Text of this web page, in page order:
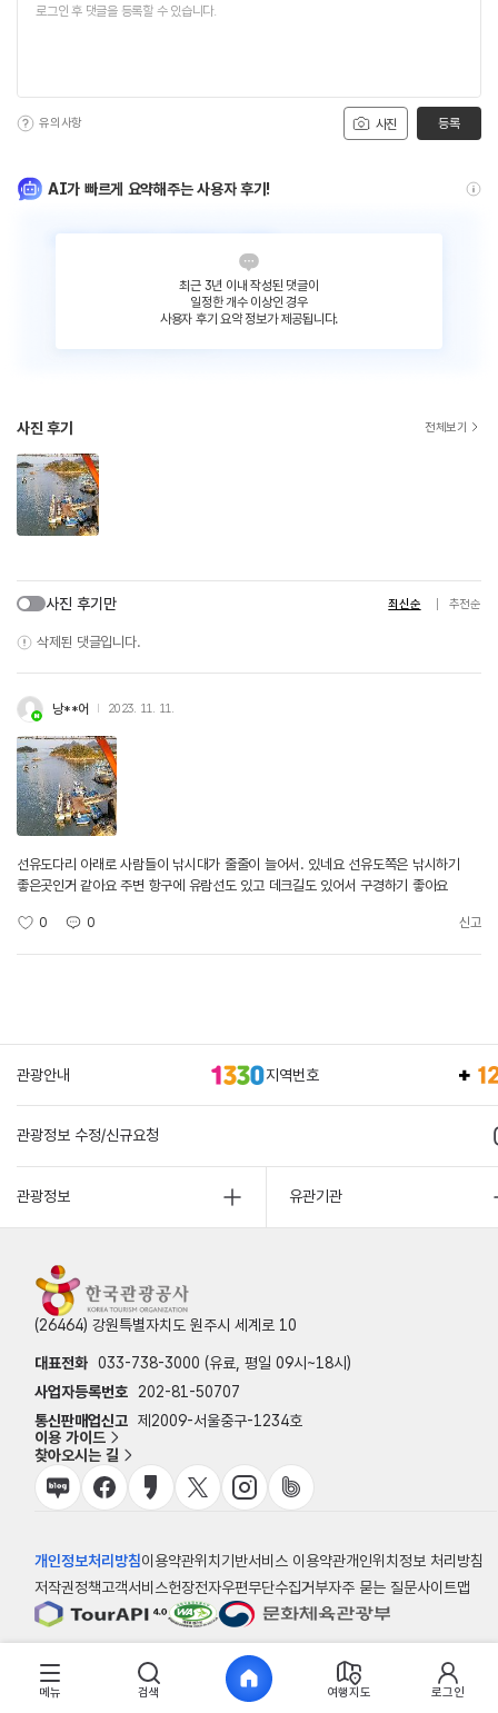
사진
유의사항 등록
AI가 빠르게 요약해주는 사용자 후기!
최근 3년 이내 작성된 댓글이
일정한 개수 이상인 경우
사용자 후기 요약 정보가 제공됩니다.
사진 후기 전체보기
사진 후기만 최신순 추천순
삭제된 댓글입니다.
낭**어 2023. 11. 11.
선유도다리 아래로 사람들이 낚시대가 줄줄이 늘어서. 있네요 선유도쪽은 낚시하기
좋은곳인거 같아요 주변 항구에 유람선도 있고 데크길도 있어서 구경하기 좋아요
0 0 신고
관광안내 지역번호
관광정보 수정/신규요청
관광정보 유관기관
(26464) 강원특별자치도 원주시 세계로 10
대표전화 033-738-3000 (유료, 평일 09시~18시)
사업자등록번호
202-81-50707
통신판매업신고 제2009-서울중구-1234호
이용 가이드
찾아오시는 길
개인정보처리방침이용약관위치기반서비스 이용약관개인위치정보 처리방침
저작권정책고객서비스헌장전자우편무단수집거부자주 묻는 질문사이트맵
© 한국관광공사
메뉴 검색 여행지도 로그인